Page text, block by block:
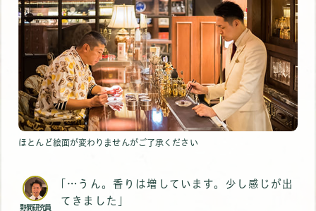
ほとんど絵面が変わりませんがご了承ください
野間研究員
｢…うん。香りは増しています。少し感じが出
てきました｣